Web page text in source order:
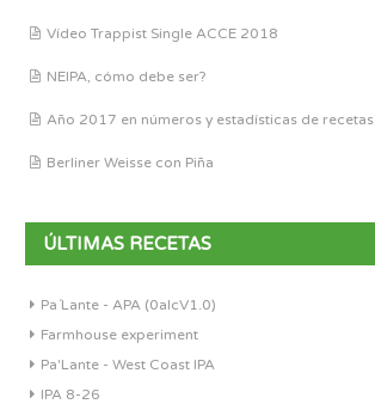
Vídeo Trappist Single ACCE 2018
NEIPA, cómo debe ser?
Año 2017 en números y estadísticas de recetas
Berliner Weisse con Piña
ÚLTIMAS RECETAS
Pa´Lante - APA (0alcV1.0)
Farmhouse experiment
Pa'Lante - West Coast IPA
IPA 8-26